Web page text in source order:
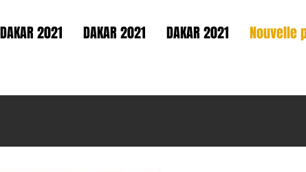
DAKAR 2021 DAKAR 2021 DAKAR 2021 Nouvelle